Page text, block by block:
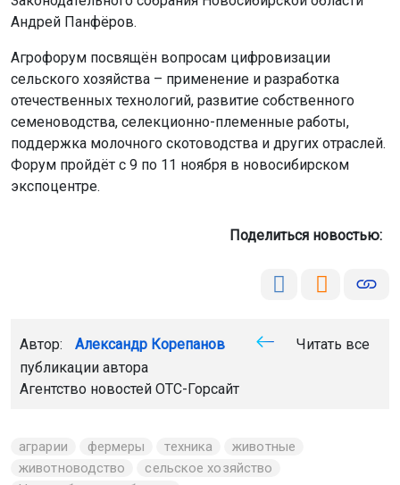
Андрей Панфёров.
Агрофорум посвящён вопросам цифровизации
сельского хозяйства – применение и разработка
отечественных технологий, развитие собственного
семеноводства, селекционно-племенные работы,
поддержка молочного скотоводства и других отраслей.
Форум пройдёт с 9 по 11 ноября в новосибирском
экспоцентре.
Поделиться новостью:
Автор: Александр Корепанов
Читать все
публикации автора
Агентство новостей ОТС-Горсайт
аграрии фермеры техника
животные
животноводство
сельское хозяйство